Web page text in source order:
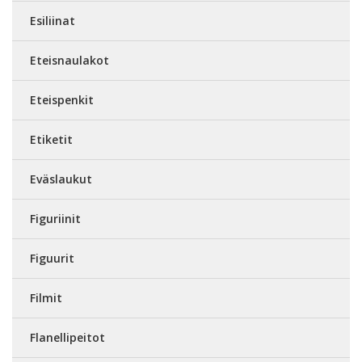
Esiliinat
Eteisnaulakot
Eteispenkit
Etiketit
Eväslaukut
Figuriinit
Figuurit
Filmit
Flanellipeitot